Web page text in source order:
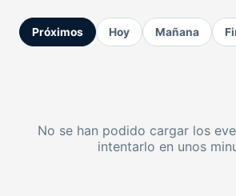
Próximos Hoy Mañana
No se han podido cargar los
intentarlo en unos